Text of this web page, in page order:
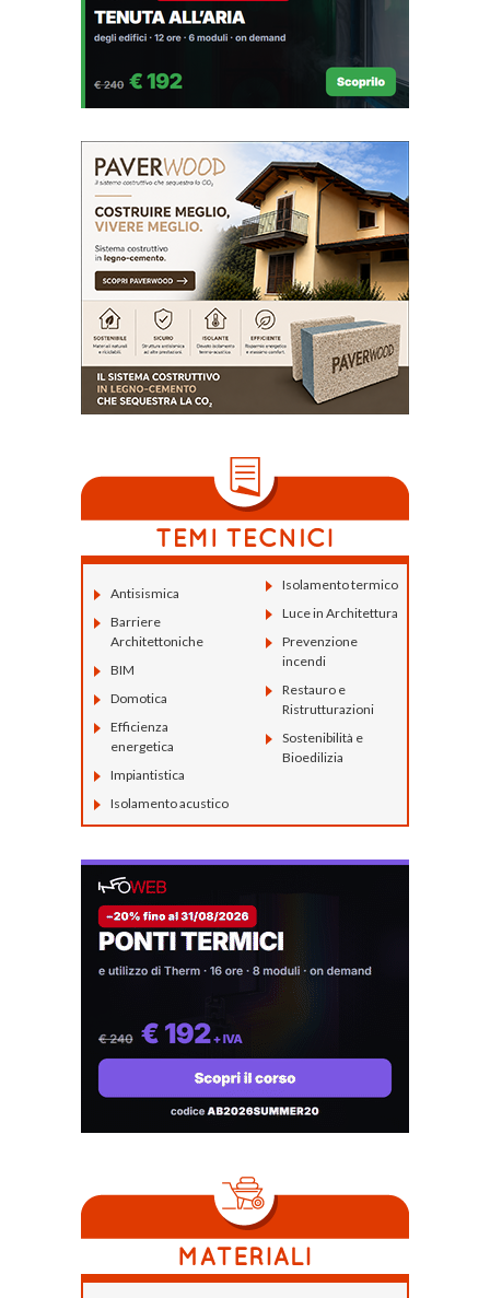
Antisismica
Barriere
Architettoniche
BIM
Domotica
Efficienza
energetica
Impiantistica
Isolamento acustico
Isolamento termico
Luce in Architettura
Prevenzione
incendi
Restauro e
Ristrutturazioni
Sostenibilità e
Bioedilizia